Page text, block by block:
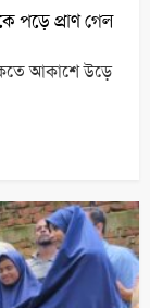
পড়ে প্রাণ গেল
আকাশে উড়ে